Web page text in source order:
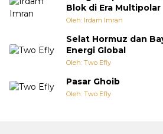
Blok di Era Multipolar
Oleh: Irdam Imran
Selat Hormuz dan
Energi Global
Oleh: Two Efly
Pasar Ghoib
Oleh: Two Efly